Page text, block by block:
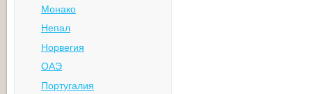
Монако
Непал
Норвегия
ОАЭ
Португалия